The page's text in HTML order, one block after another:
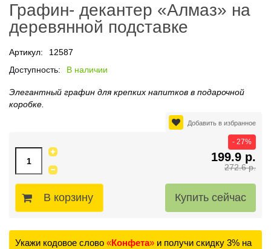
Графин- декантер «Алмаз» на
деревянной подставке
Артикул:
12587
Доступность:
В наличии
Элегантный графин для крепких напитков в подарочной
коробке.
Добавить в избранное
272.6 р.
199.9 р.
- 27%
В корзину
Укажи кодовое слово «Конфета» и получи скидку 3% на